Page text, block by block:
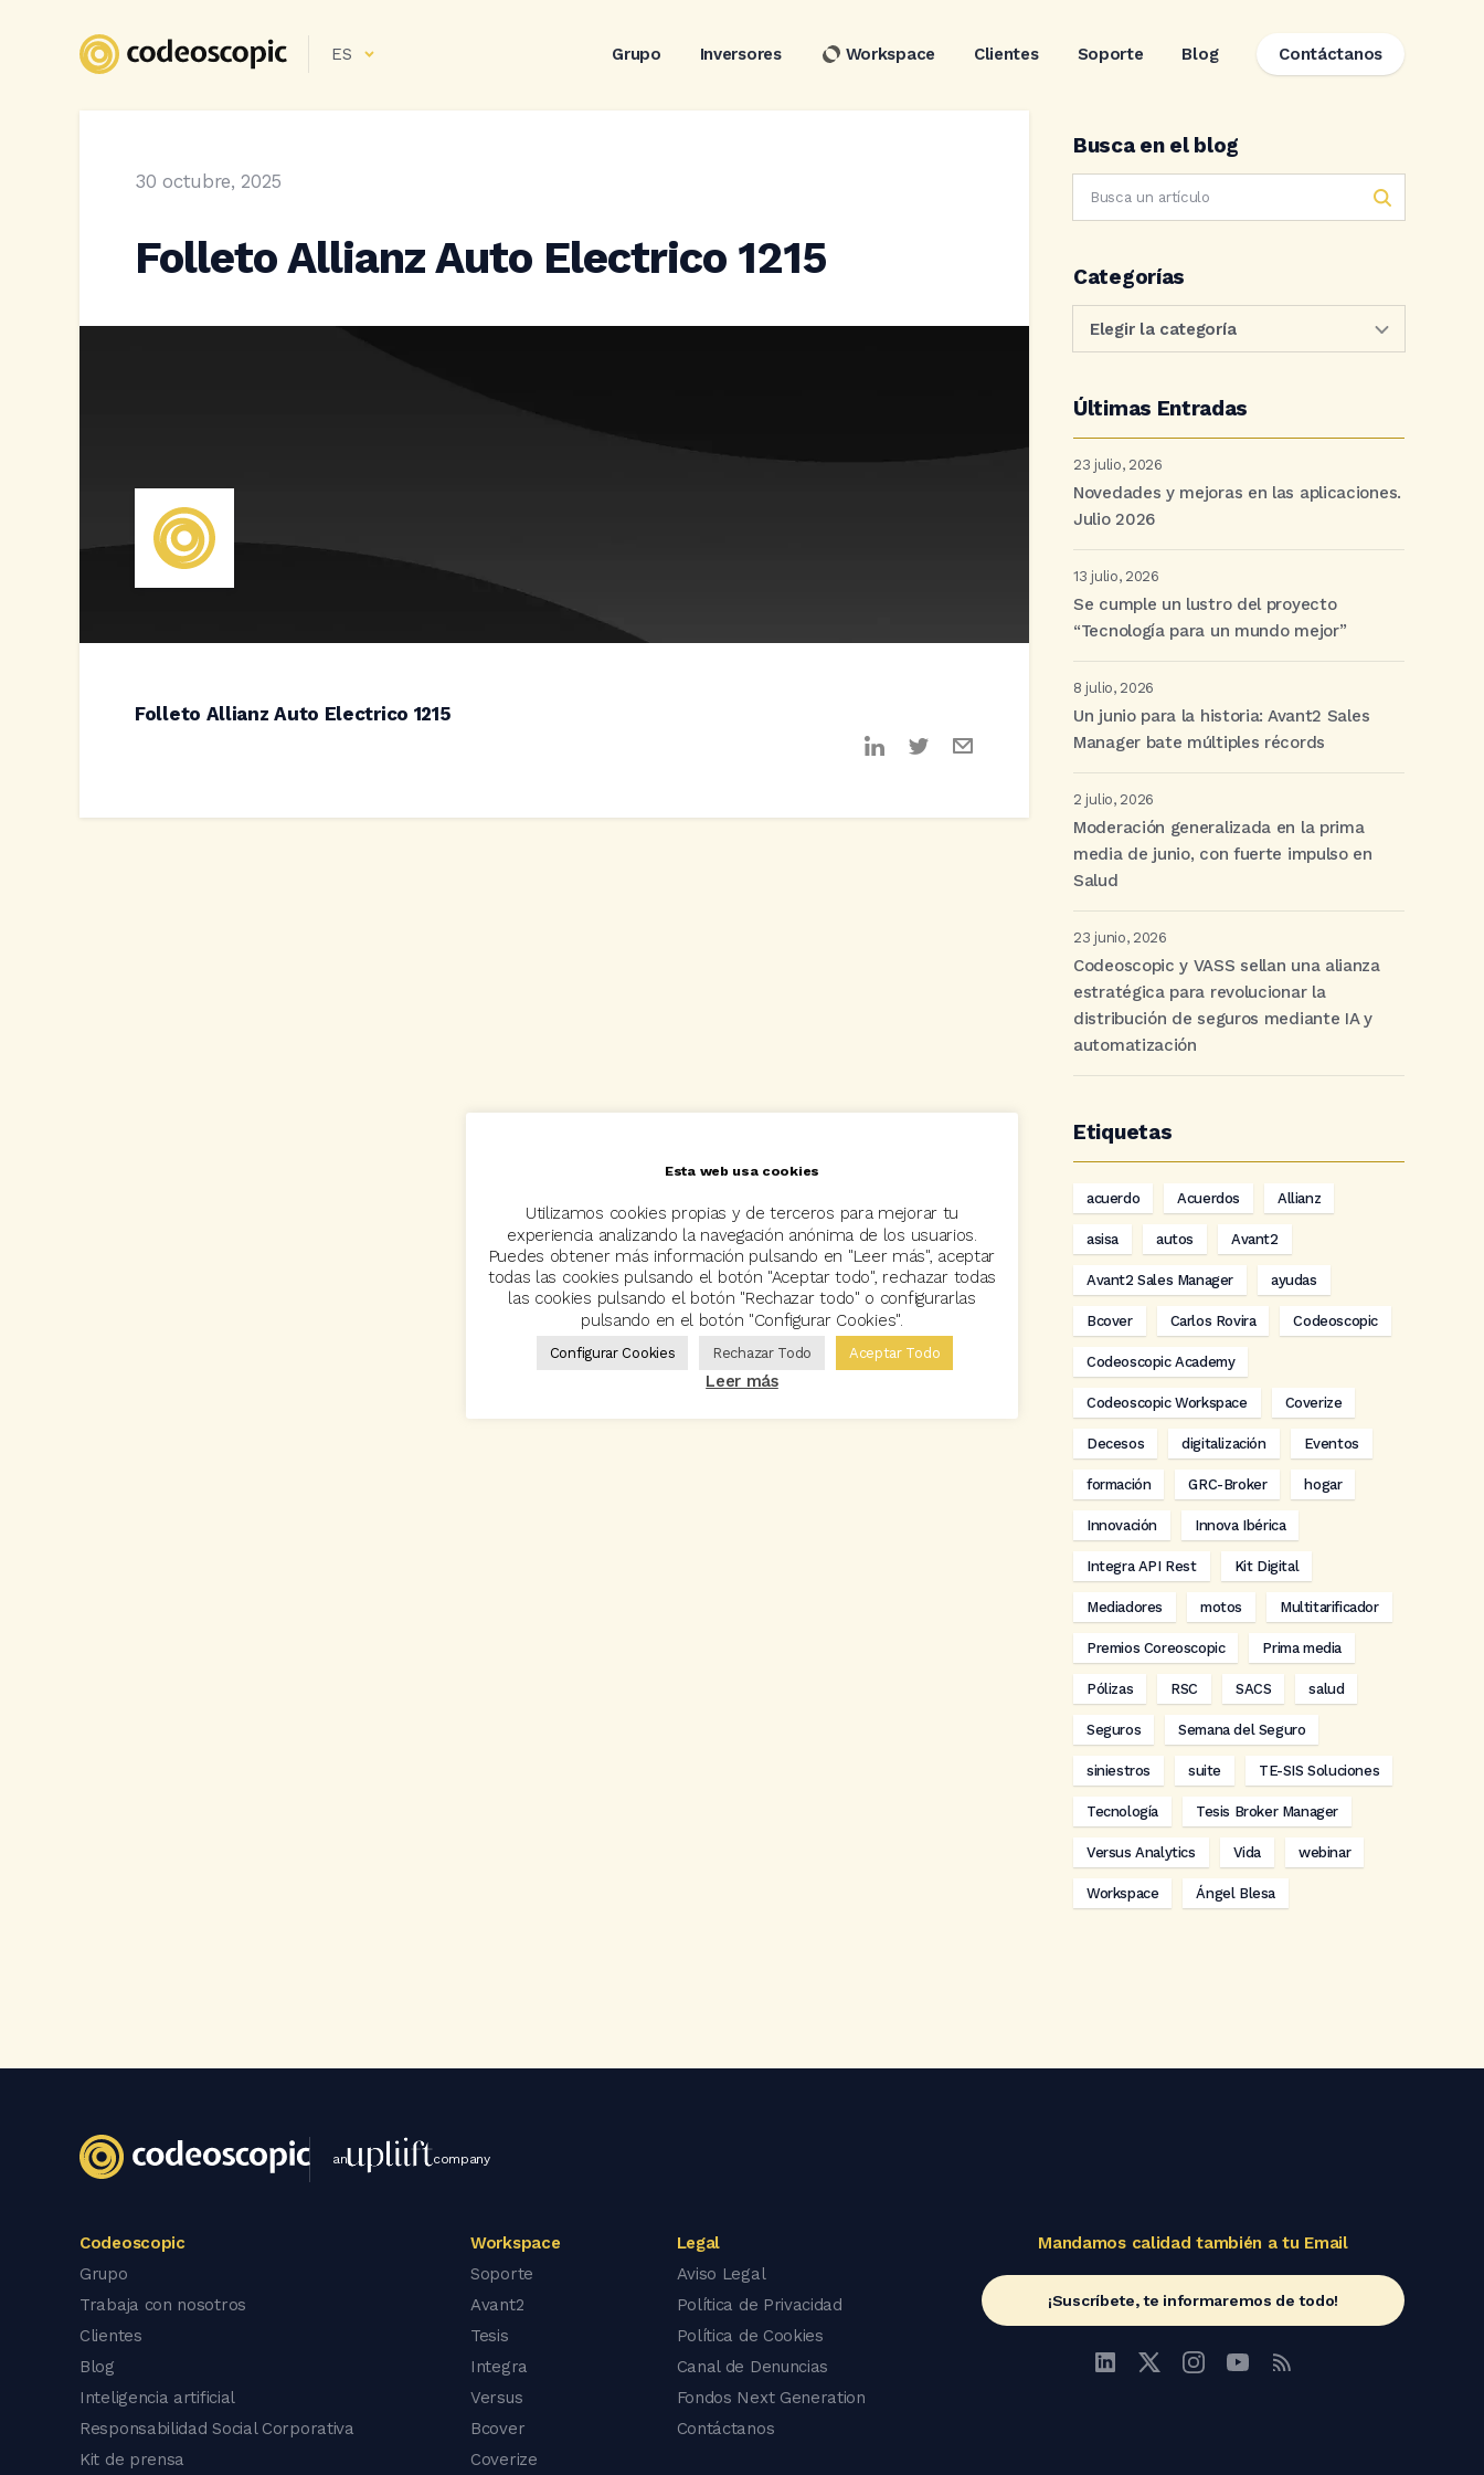
ES Grupo Inversores Workspace Clientes Soporte Blog Contáctanos
30 octubre, 2025
Folleto Allianz Auto Electrico 1215
Folleto Allianz Auto Electrico 1215
Busca en el blog
Categorías
Últimas Entradas
23 julio, 2026
Novedades y mejoras en las aplicaciones.
Julio 2026
13 julio, 2026
Se cumple un lustro del proyecto
“Tecnología para un mundo mejor”
8 julio, 2026
Un junio para la historia: Avant2 Sales
Manager bate múltiples récords
2 julio, 2026
Moderación generalizada en la prima
media de junio, con fuerte impulso en
Salud
23 junio, 2026
Codeoscopic y VASS sellan una alianza
estratégica para revolucionar la
distribución de seguros mediante IA y
automatización
Etiquetas
acuerdo Acuerdos Allianz
asisa autos Avant2
Avant2 Sales Manager ayudas
Bcover Carlos Rovira Codeoscopic
Codeoscopic Academy
Codeoscopic Workspace Coverize
Decesos digitalización Eventos
formación GRC-Broker hogar
Innovación Innova Ibérica
Integra API Rest Kit Digital
Mediadores motos Multitarificador
Premios Coreoscopic Prima media
Pólizas RSC SACS salud
Seguros Semana del Seguro
siniestros suite TE-SIS Soluciones
Tecnología Tesis Broker Manager
Versus Analytics Vida webinar
Workspace Ángel Blesa
an company
Codeoscopic
Grupo
Trabaja con nosotros
Clientes
Blog
Inteligencia artificial
Responsabilidad Social Corporativa
Kit de prensa
Workspace
Soporte
Avant2
Tesis
Integra
Versus
Bcover
Coverize
Legal
Aviso Legal
Política de Privacidad
Política de Cookies
Canal de Denuncias
Fondos Next Generation
Contáctanos
Mandamos calidad también a tu Email
¡Suscríbete, te informaremos de todo!
Esta web usa cookies
Utilizamos cookies propias y de terceros para mejorar tu
experiencia analizando la navegación anónima de los usuarios.
Puedes obtener más información pulsando en "Leer más", aceptar
todas las cookies pulsando el botón "Aceptar todo", rechazar todas
las cookies pulsando el botón "Rechazar todo" o configurarlas
pulsando en el botón "Configurar Cookies".
Configurar Cookies Rechazar Todo Aceptar Todo
Leer más